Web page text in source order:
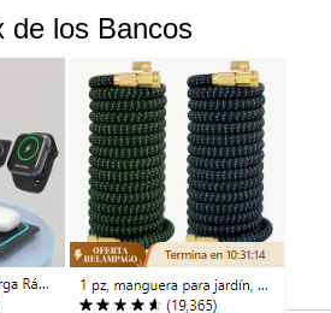
de los Bancos